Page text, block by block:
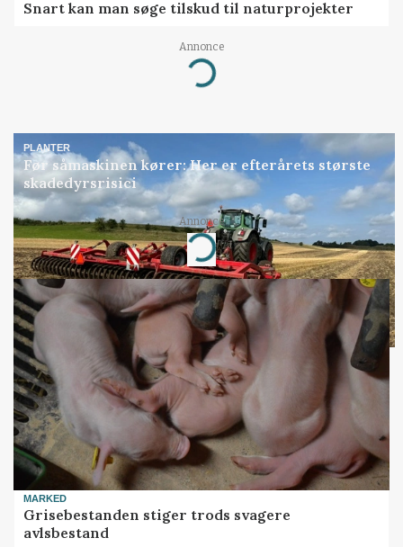
Snart kan man søge tilskud til naturprojekter
Annonce
Loading...
PLANTER
Før såmaskinen kører: Her er efterårets største
skadedyrsrisici
Annonce
Loading...
MARKED
Grisebestanden stiger trods svagere
avlsbestand